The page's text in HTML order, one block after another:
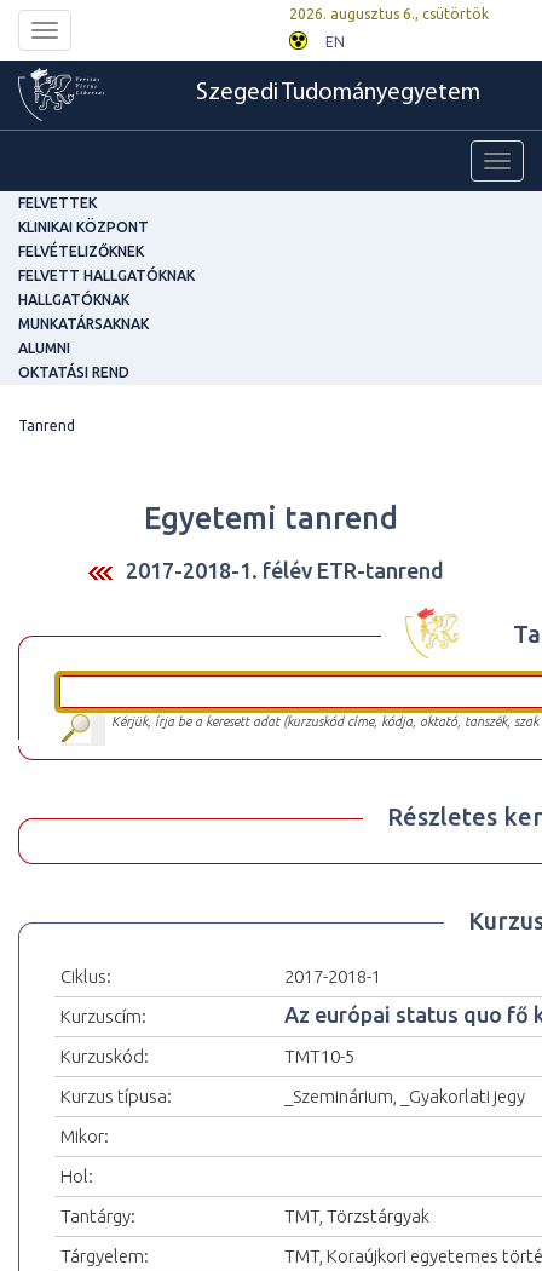
Toggle
navigation
2026. augusztus 6., csütörtök
EN
Szegedi Tudományegyetem
FELVETTEK
KLINIKAI KÖZPONT
FELVÉTELIZŐKNEK
FELVETT HALLGATÓKNAK
HALLGATÓKNAK
MUNKATÁRSAKNAK
ALUMNI
OKTATÁSI REND
Tanrend
Egyetemi tanrend
2017-2018-1. félév ETR-tanrend
Kérjük, írja be a keresett adat (kurzuskód címe, kódja, oktató, tanszék,
Részletes
Ciklus:
2017-2018-1
Kurzuscím:
Az európai status quo fő
Kurzuskód:
TMT10-5
Kurzus típusa:
_Szeminárium, _Gyakorlati jegy
Mikor:
Hol:
Tantárgy:
TMT, Törzstárgyak
Tárgyelem:
TMT, Koraújkori egyetemes